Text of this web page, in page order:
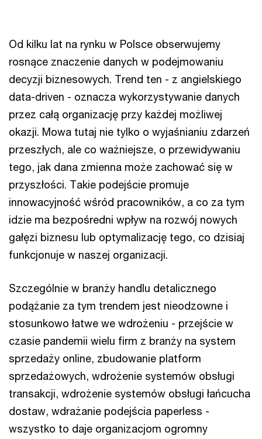
Od kilku lat na rynku w Polsce obserwujemy
rosnące znaczenie danych w podejmowaniu
decyzji biznesowych. Trend ten - z angielskiego
data-driven - oznacza wykorzystywanie danych
przez całą organizację przy każdej możliwej
okazji. Mowa tutaj nie tylko o wyjaśnianiu zdarzeń
przeszłych, ale co ważniejsze, o przewidywaniu
tego, jak dana zmienna może zachować się w
przyszłości. Takie podejście promuje
innowacyjność wśród pracowników, a co za tym
idzie ma bezpośredni wpływ na rozwój nowych
gałęzi biznesu lub optymalizację tego, co dzisiaj
funkcjonuje w naszej organizacji.
Szczególnie w branży handlu detalicznego
podążanie za tym trendem jest nieodzowne i
stosunkowo łatwe we wdrożeniu - przejście w
czasie pandemii wielu firm z branży na system
sprzedaży online, zbudowanie platform
sprzedażowych, wdrożenie systemów obsługi
transakcji, wdrożenie systemów obsługi łańcucha
dostaw, wdrażanie podejścia paperless -
wszystko to daje organizacjom ogromny